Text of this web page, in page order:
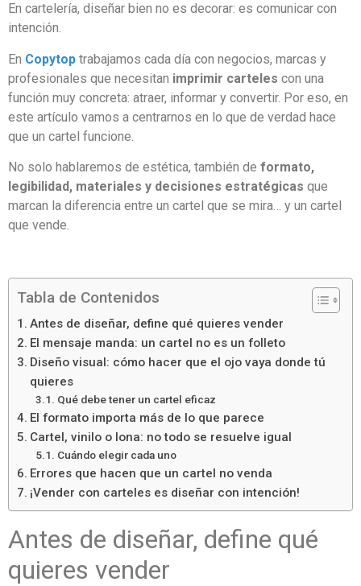
En cartelería, diseñar bien no es decorar: es comunicar con
intención.
En Copytop trabajamos cada día con negocios, marcas y
profesionales que necesitan imprimir carteles con una
función muy concreta: atraer, informar y convertir. Por eso, en
este artículo vamos a centrarnos en lo que de verdad hace
que un cartel funcione.
No solo hablaremos de estética, también de formato,
legibilidad, materiales y decisiones estratégicas que
marcan la diferencia entre un cartel que se mira… y un cartel
que vende.
Tabla de Contenidos
Antes de diseñar, define qué quieres vender
El mensaje manda: un cartel no es un folleto
Diseño visual: cómo hacer que el ojo vaya donde tú
quieres
Qué debe tener un cartel eficaz
El formato importa más de lo que parece
Cartel, vinilo o lona: no todo se resuelve igual
Cuándo elegir cada uno
Errores que hacen que un cartel no venda
¡Vender con carteles es diseñar con intención!
Antes de diseñar, define qué
quieres vender